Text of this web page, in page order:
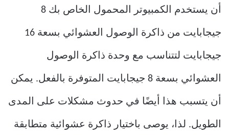
أن يستخدم الكمبيوتر المحمول الخاص بك 8
جيجابايت من ذاكرة الوصول العشوائي بسعة 16
جيجابايت لتتناسب مع وحدة ذاكرة الوصول
العشوائي بسعة 8 جيجابايت المتوفرة بالفعل. يمكن
أن يتسبب هذا أيضًا في حدوث مشكلات على المدى
الطويل. لذا، يوصى باختيار ذاكرة عشوائية متطابقة